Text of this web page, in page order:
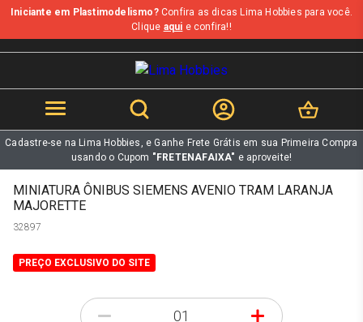
b
Iniciante em Plastimodelismo?Confira as dicas Lima Hobbies para você.
Clique aqui e confira!!
Cadastre-se na Lima Hobbies, e Ganhe Frete Grátis em sua Primeira Compra
usando o Cupom "FRETENAFAIXA" e aproveite!
MINIATURA ÔNIBUS SIEMENS AVENIO TRAM LARANJA
MAJORETTE
32897
PREÇO EXCLUSIVO DO SITE
- +